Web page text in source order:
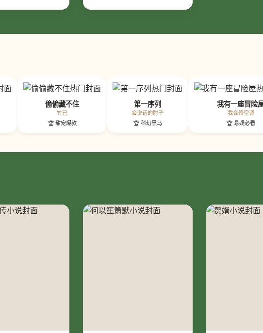
偷偷藏不住
竹已
🏆 甜宠爆款
第一序列
会说话的肘子
🏆 科幻黑马
我有一座冒险
我会修空调
🏆 悬疑必看